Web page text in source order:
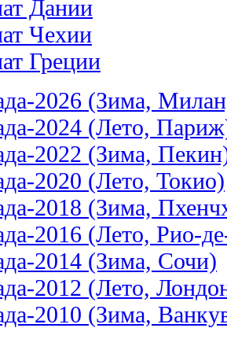
Дании
Чехии
Греции
2026 (Зима,
2024 (Лето,
2022 (Зима,
2020 (Лето, Токио)
2018 (Зима,
2016 (Лето, Рио-
2014 (Зима, Сочи)
2012 (Лето,
2010 (Зима,